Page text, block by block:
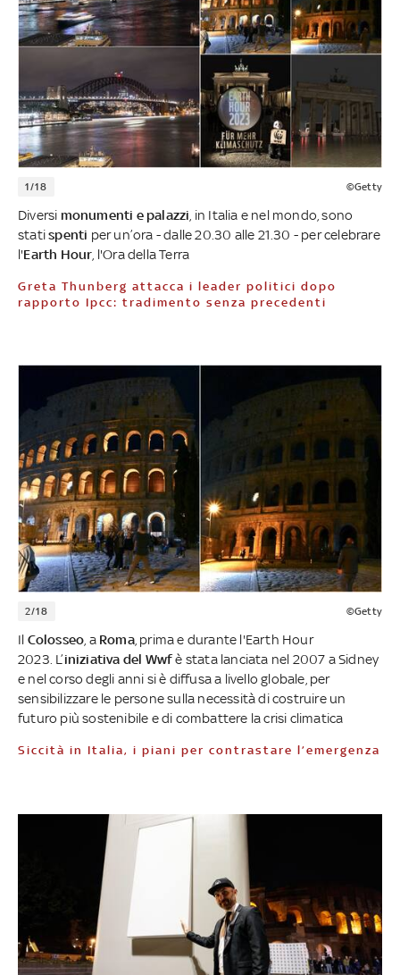
1/18 ©Getty
Diversi monumenti e palazzi , in Italia e nel mondo, sono
statispenti per un’ora - dalle 20.30 alle 21.30 - per celebrare
l'Earth Hour , l'Ora della Terra
Greta Thunberg attacca i leader politici dopo
rapporto Ipcc: tradimento senza precedenti
2/18 ©Getty
Il Colosseo , a Roma, prima e durante l'Earth Hour
2023. L’iniziativa del Wwfè stata lanciata nel 2007 a Sidney
e nel corso degli anni si è diffusa a livello globale, per
sensibilizzare le persone sulla necessità di costruire un
futuro più sostenibile e di combattere la crisi climatica
Siccità in Italia, i piani per contrastare l’emergenza